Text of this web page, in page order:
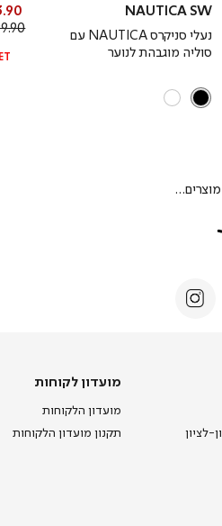
NAUTICA SW
נעלי סניקרס NAUTICA עם
סוליה מוגבהת לנוער
₪
₪
מועדון
מועדון לקוחות
מועדון הלקוחות
תקנון מועדון הלקוחות